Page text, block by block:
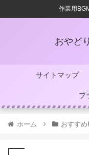
作業用
おやど
サイトマップ
プ
ホーム おすすめ